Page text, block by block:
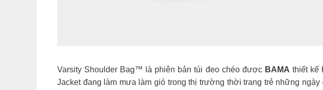
Varsity Shoulder Bag™ là phiên bản túi đeo chéo được BAMA thiết kế
Jacket đang làm mưa làm gió trong thị trường thời trang trẻ những ngày